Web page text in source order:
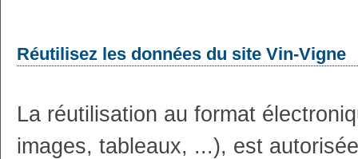
Réutilisez les données du site Vin-Vigne
La réutilisation au format
images, tableaux, ...), est